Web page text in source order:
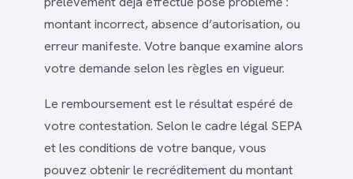
montant incorrect, absence d’autorisation, ou
erreur manifeste. Votre banque examine alors
votre demande selon les règles en vigueur.
Le remboursement est le résultat espéré de
votre contestation. Selon le cadre légal SEPA
et les conditions de votre banque, vous
pouvez obtenir le recréditement du montant